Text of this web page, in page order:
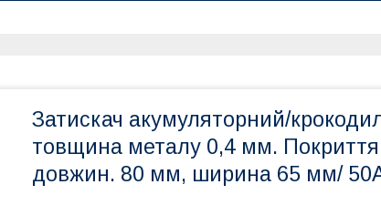
Затискач акумуляторний/
товщина металу 0,4 мм. Покриття
довжин. 80 мм, ширина 65 мм/